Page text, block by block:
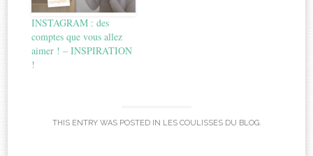
INSTAGRAM : des
comptes que vous allez
aimer ! – INSPIRATION
!
THIS ENTRY WAS POSTED IN LES COULISSES DU BLOG.